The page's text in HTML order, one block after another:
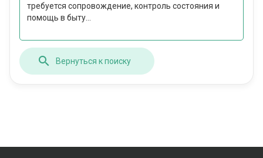
требуется сопровождение, контроль состояния и
помощь в быту...
Вернуться к поиску